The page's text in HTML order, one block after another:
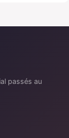
passés au